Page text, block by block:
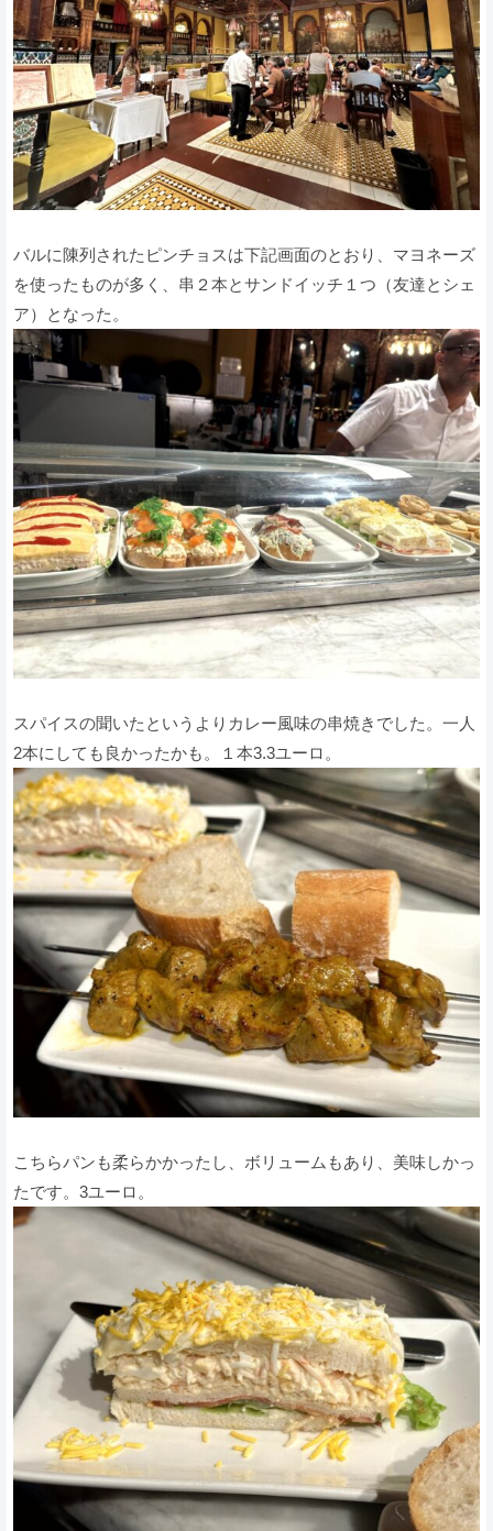
バルに陳列されたピンチョスは下記画面のとおり、マヨネーズ
を使ったものが多く、串２本とサンドイッチ１つ（友達とシェ
ア）となった。
スパイスの聞いたというよりカレー風味の串焼きでした。一人
2本にしても良かったかも。１本3.3ユーロ。
こちらパンも柔らかかったし、ボリュームもあり、美味しかっ
たです。3ユーロ。